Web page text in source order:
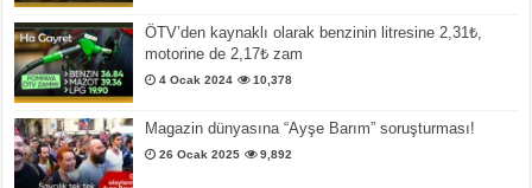
ÖTV’den kaynaklı olarak benzinin litresine 2,31₺,
motorine de 2,17₺ zam
4 Ocak 2024 10,378
Magazin dünyasına “Ayşe Barım” soruşturması!
26 Ocak 2025 9,892